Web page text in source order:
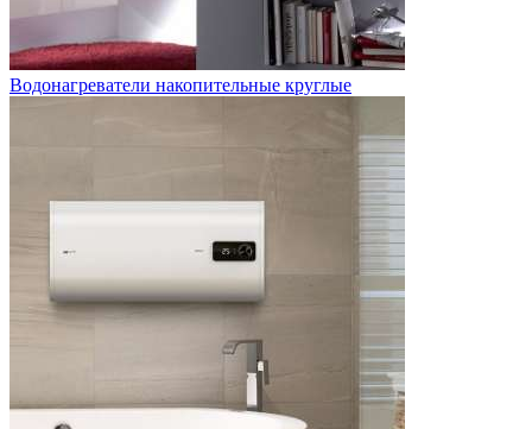
Водонагреватели накопительные круглые